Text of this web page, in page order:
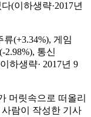
(이하생략·2017년
(+3.34%), 게임
2.98%), 통신
하생략· 2017년 9
머릿속으로 떠올리
람이 작성한 기사